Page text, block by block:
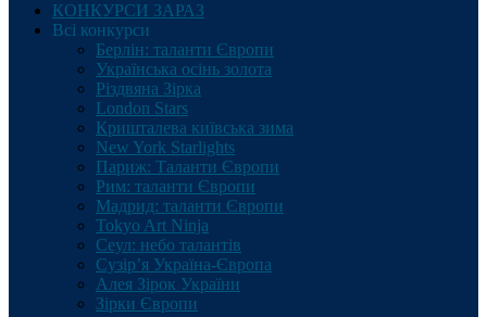
КОНКУРСИ ЗАРАЗ
Всі конкурси
Берлін: таланти Європи
Українська осінь золота
Різдвяна Зірка
London Stars
Кришталева київська зима
New York Starlights
Париж: Таланти Європи
Рим: таланти Європи
Мадрид: таланти Європи
Tokyo Art Ninja
Сеул: небо талантів
Сузір’я Україна-Європа
Алея Зірок України
Зірки Європи